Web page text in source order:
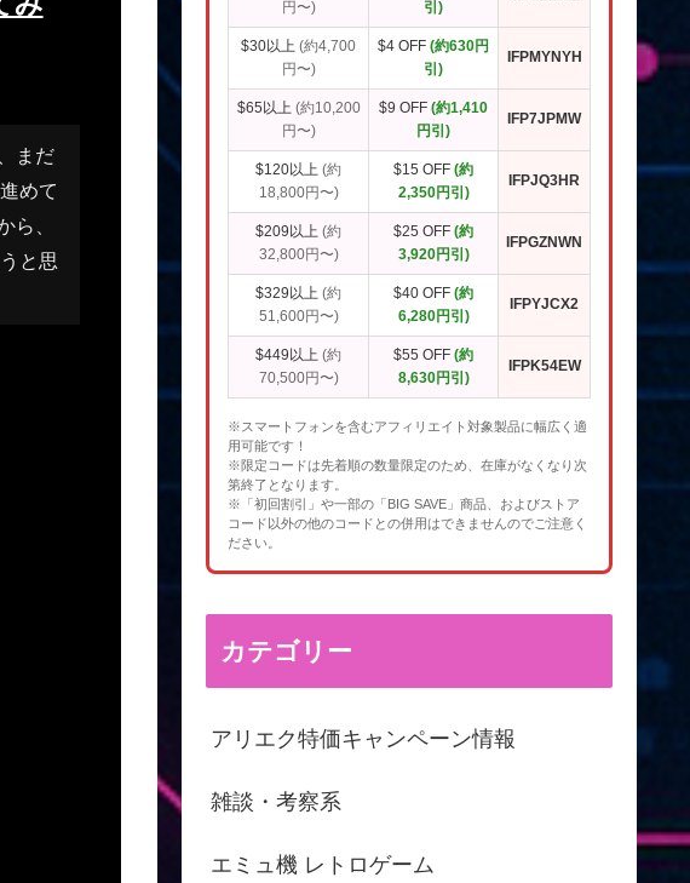
まだ
めて
、
と思
円〜)
引)
$30以上 (約4,700
円〜)
$4 OFF (約630円
引)
IFPMYNYH
$65以上 (約10,200
円〜)
$9 OFF (約1,410
円引)
IFP7JPMW
$120以上 (約
18,800円〜)
$15 OFF (約
2,350円引)
IFPJQ3HR
$209以上 (約
32,800円〜)
$25 OFF (約
3,920円引)
IFPGZNWN
$329以上 (約
51,600円〜)
$40 OFF (約
6,280円引)
IFPYJCX2
$449以上 (約
70,500円〜)
$55 OFF (約
8,630円引)
IFPK54EW
※スマートフォンを含むアフィリエイト対象製品に幅広く適
用可能です！
※限定コードは先着順の数量限定のため、在庫がなくなり次
第終了となります。
※「初回割引」や一部の「BIG SAVE」商品、およびストア
コード以外の他のコードとの併用はできませんのでご注意く
ださい。
カテゴリー
アリエク特価キャンペーン情報
雑談・考察系
エミュ機 レトロゲーム